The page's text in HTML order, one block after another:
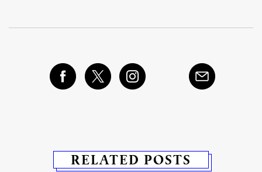
RELATED POSTS